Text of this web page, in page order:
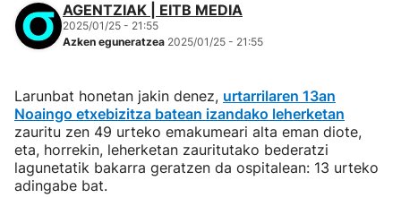
AGENTZIAK | EITB MEDIA
2025/01/25 - 21:55
Azken eguneratzea 2025/01/25 - 21:55
Larunbat honetan jakin denez, urtarrilaren 13an
Noaingo etxebizitza batean izandako leherketan
zauritu zen 49 urteko emakumeari alta eman diote,
eta, horrekin, leherketan zauritutako bederatzi
lagunetatik bakarra geratzen da ospitalean: 13 urteko
adingabe bat.